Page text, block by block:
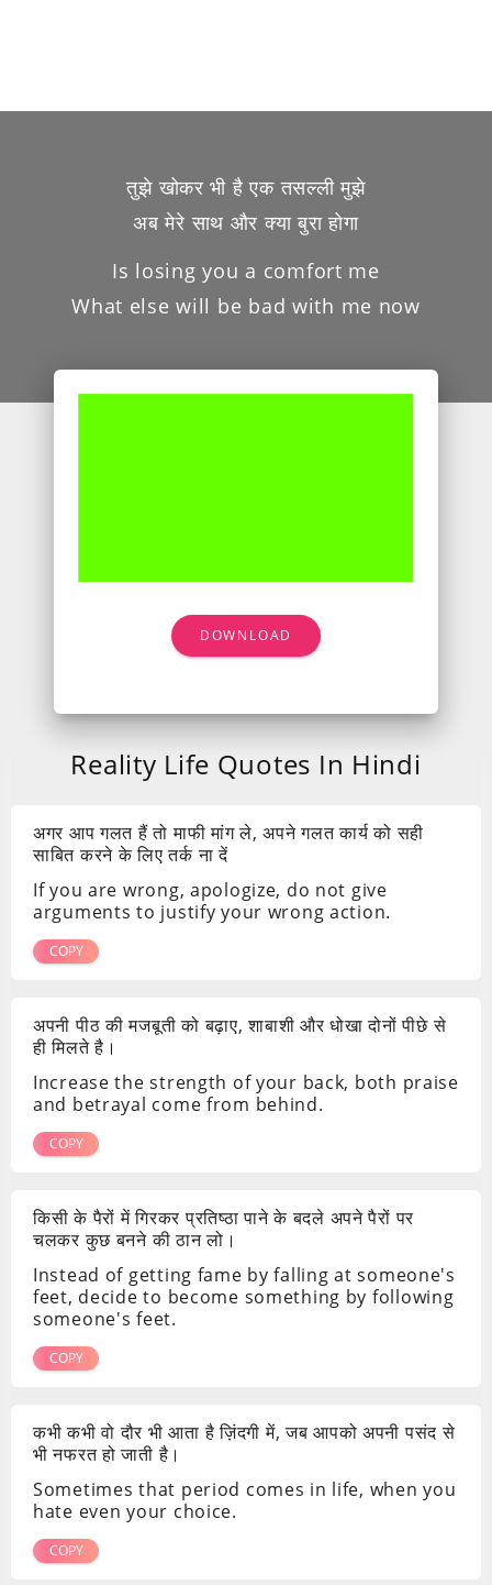
तुझे खोकर भी है एक तसल्ली मुझे
अब मेरे साथ और क्या बुरा होगा
Is losing you a comfort me
What else will be bad with me now
DOWNLOAD
Reality Life Quotes In Hindi
अगर आप गलत हैं तो माफी मांग ले, अपने गलत कार्य को सही
साबित करने के लिए तर्क ना दें
If you are wrong, apologize, do not give
arguments to justify your wrong action.
COPY
अपनी पीठ की मजबूती को बढ़ाए, शाबाशी और धोखा दोनों पीछे से
ही मिलते है।
Increase the strength of your back, both praise
and betrayal come from behind.
COPY
किसी के पैरों में गिरकर प्रतिष्ठा पाने के बदले अपने पैरों पर
चलकर कुछ बनने की ठान लो।
Instead of getting fame by falling at someone's
feet, decide to become something by following
someone's feet.
COPY
कभी कभी वो दौर भी आता है ज़िंदगी में, जब आपको अपनी पसंद से
भी नफरत हो जाती है।
Sometimes that period comes in life, when you
hate even your choice.
COPY